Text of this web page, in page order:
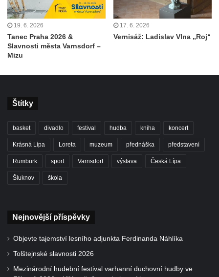
19. 6. 2026
Tanec Praha 2026 &
Slavnosti města Varnsdorf –
Mizu
17. 6. 2026
Vernisáž: Ladislav Vlna „Roj“
Štítky
basket divadlo festival hudba kniha koncert
Krásná Lípa Loreta muzeum přednáška představení
Rumburk sport Varnsdorf výstava Česká Lípa
Šluknov škola
Nejnovější příspěvky
Objevte tajemství lesního adjunkta Ferdinanda Náhlíka
Tolštejnské slavnosti 2026
Mezinárodní hudební festival varhanní duchovní hudby ve